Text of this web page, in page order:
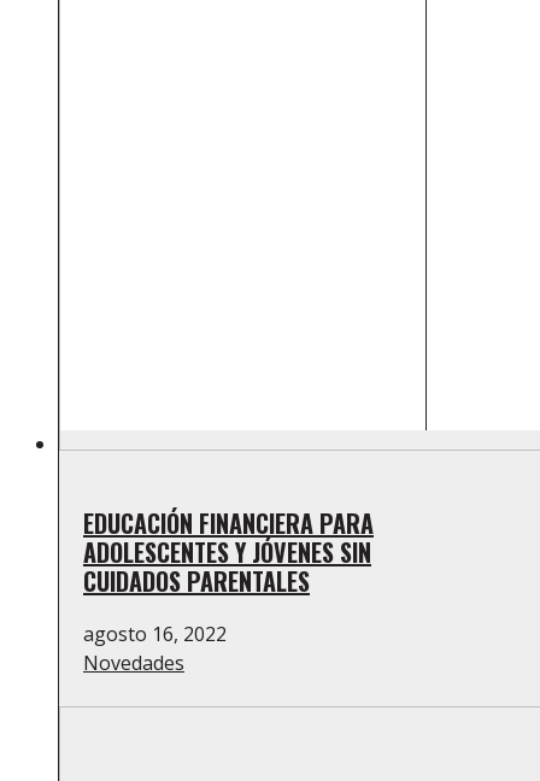
EDUCACIÓN FINANCIERA PARA
ADOLESCENTES Y JÓVENES SIN
CUIDADOS PARENTALES
agosto 16, 2022
Novedades